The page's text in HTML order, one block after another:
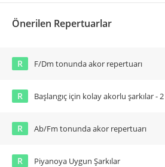
Önerilen Repertuarlar
R F/Dm tonunda akor repertuarı
R Başlangıç için kolay akorlu şarkılar - 2
R Ab/Fm tonunda akor repertuarı
R Piyanoya Uygun Şarkılar